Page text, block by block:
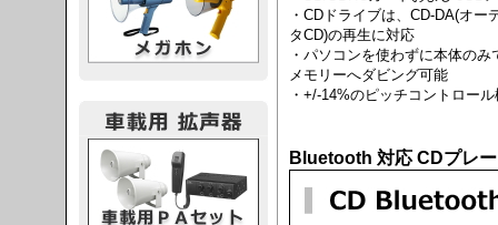
・CDドライブは、CD-DA(オ
タCD)の再生に対応
・パソコンを使わずに本体の
メモリーへダビング可能
・+/-14%のピッチコントロー
Bluetooth 対応 CDプレ